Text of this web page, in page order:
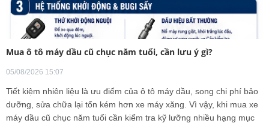
Mua ô tô máy dầu cũ chục năm tuổi, cần lưu ý gì?
05/08/2026 15:07
Tiết kiệm nhiên liệu là ưu điểm của ô tô máy dầu, song chi phí bảo
dưỡng, sửa chữa lại tốn kém hơn xe máy xăng. Vì vậy, khi mua xe
máy dầu cũ chục năm tuổi cần kiểm tra kỹ lưỡng nhiều hạng mục